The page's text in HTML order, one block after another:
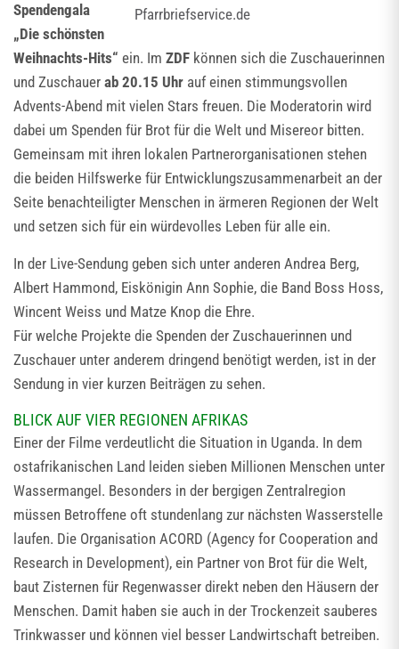
Pfarrbriefservice.de
Spendengala
„Die schönsten
Weihnachts-Hits“ ein. Im ZDF können sich die Zuschauerinnen
und Zuschauer ab 20.15 Uhr auf einen stimmungsvollen
Advents-Abend mit vielen Stars freuen. Die Moderatorin wird
dabei um Spenden für Brot für die Welt und Misereor bitten.
Gemeinsam mit ihren lokalen Partnerorganisationen stehen
die beiden Hilfswerke für Entwicklungszusammenarbeit an der
Seite benachteiligter Menschen in ärmeren Regionen der Welt
und setzen sich für ein würdevolles Leben für alle ein.
In der Live-Sendung geben sich unter anderen Andrea Berg,
Albert Hammond, Eiskönigin Ann Sophie, die Band Boss Hoss,
Wincent Weiss und Matze Knop die Ehre.
Für welche Projekte die Spenden der Zuschauerinnen und
Zuschauer unter anderem dringend benötigt werden, ist in der
Sendung in vier kurzen Beiträgen zu sehen.
BLICK AUF VIER REGIONEN AFRIKAS
Einer der Filme verdeutlicht die Situation in Uganda. In dem
ostafrikanischen Land leiden sieben Millionen Menschen unter
Wassermangel. Besonders in der bergigen Zentralregion
müssen Betroffene oft stundenlang zur nächsten Wasserstelle
laufen. Die Organisation ACORD (Agency for Cooperation and
Research in Development), ein Partner von Brot für die Welt,
baut Zisternen für Regenwasser direkt neben den Häusern der
Menschen. Damit haben sie auch in der Trockenzeit sauberes
Trinkwasser und können viel besser Landwirtschaft betreiben.